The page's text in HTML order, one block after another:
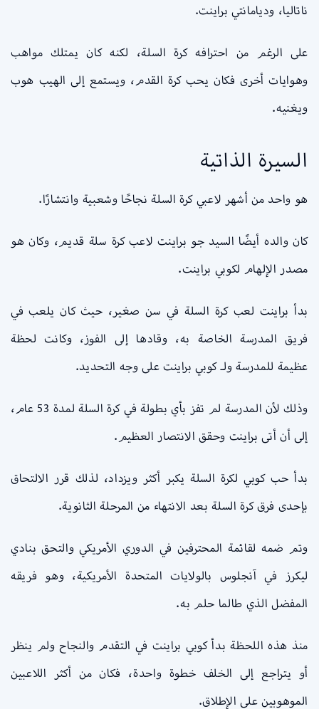
ناتاليا، وديامانتي براينت.
على الرغم من احترافه كرة السلة، لكنه كان يمتلك مواهب
وهوايات أخرى فكان يحب كرة القدم، ويستمع إلى الهيب هوب
ويغنيه.
السيرة الذاتية
هو واحد من أشهر لاعبي كرة السلة نجاحًا وشعبية وانتشارًا.
كان والده أيضًا السيد جو براينت لاعب كرة سلة قديم، وكان هو
مصدر الإلهام لكوبي براينت.
بدأ براينت لعب كرة السلة في سن صغير، حيث كان يلعب في
فريق المدرسة الخاصة به، وقادها إلى الفوز، وكانت لحظة
عظيمة للمدرسة ولـ كوبي براينت على وجه التحديد.
وذلك لأن المدرسة لم تفز بأي بطولة في كرة السلة لمدة 53 عام،
إلى أن أتى براينت وحقق الانتصار العظيم.
بدأ حب كوبي لكرة السلة يكبر أكثر ويزداد، لذلك قرر الالتحاق
بإحدى فرق كرة السلة بعد الانتهاء من المرحلة الثانوية.
وتم ضمه لقائمة المحترفين في الدوري الأمريكي والتحق بنادي
ليكرز في آنجلوس بالولايات المتحدة الأمريكية، وهو فريقه
المفضل الذي طالما حلم به.
منذ هذه اللحظة بدأ كوبي براينت في التقدم والنجاح ولم ينظر
أو يتراجع إلى الخلف خطوة واحدة، فكان من أكثر اللاعبين
الموهوبين على الإطلاق.